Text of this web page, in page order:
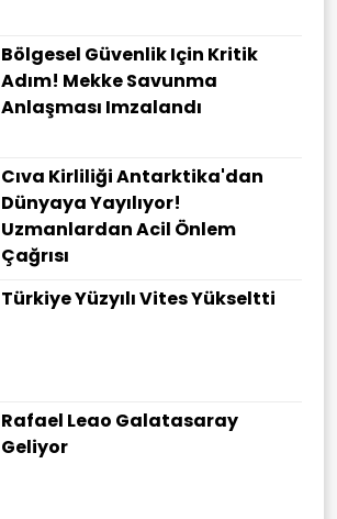
Bölgesel Güvenlik Için Kritik
Adım! Mekke Savunma
Anlaşması Imzalandı
Cıva Kirliliği Antarktika'dan
Dünyaya Yayılıyor!
Uzmanlardan Acil Önlem
Çağrısı
Türkiye Yüzyılı Vites Yükseltti
Rafael Leao Galatasaray
Geliyor